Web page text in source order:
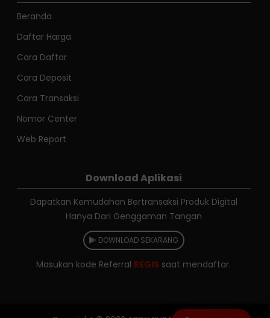
Beranda
Daftar Harga
Cara Daftar
Cara Deposit
Cara Transaksi
Nomor Center
Web Report
Download Aplikasi
Dapatkan Kemudahan Bertransaksi Produk Digital
Hanya Dari Genggaman Tangan
DOWNLOAD SEKARANG
Masukan kode Referral REGIS saat mendaftar.